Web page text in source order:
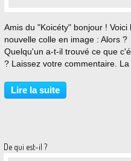
Amis du "Koicéty" bonjour ! Voici
nouvelle colle en image : Alors ?
Quelqu'un a-t-il trouvé ce que
? Laissez votre commentaire. La
Lire la suite
De qui est-il ?